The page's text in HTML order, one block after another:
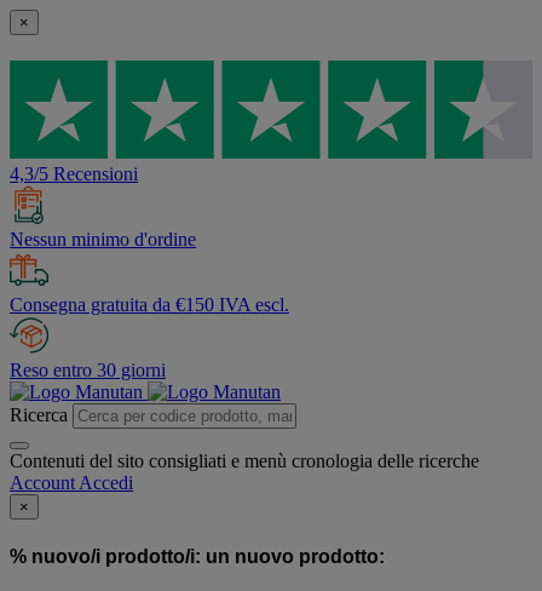
×
4,3/5 Recensioni
Nessun minimo d'ordine
Consegna gratuita da €150 IVA escl.
Reso entro 30 giorni
Ricerca
Contenuti del sito consigliati e menù cronologia delle ricerche
Account Accedi
×
% nuovo/i prodotto/i: un nuovo prodotto: